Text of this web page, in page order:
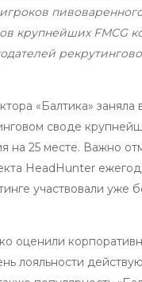
крупнейших FMCG
«Балтика» заняла
своде
на 25 месте. Важно
HeadHunter
участвовали уже
оценили
лояльности